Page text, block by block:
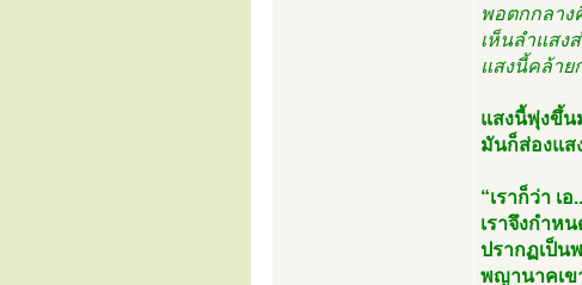
พอตกกลาง
เห็นลำแสง
แสงนี้คล้าย
แสงนี้พุ่งขึ้น
มันก็ส่องแส
“เราก็ว่า เ
เราจึงกำห
ปรากฏเป็น
พญานาคเข